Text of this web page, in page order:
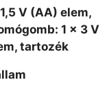
V (AA) elem,
1 x 3 V
tartozék